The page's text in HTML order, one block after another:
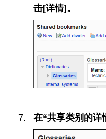
击[详情]。
在“共享类别的详